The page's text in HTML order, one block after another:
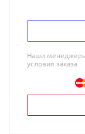
Наши менеджеры
условия заказа